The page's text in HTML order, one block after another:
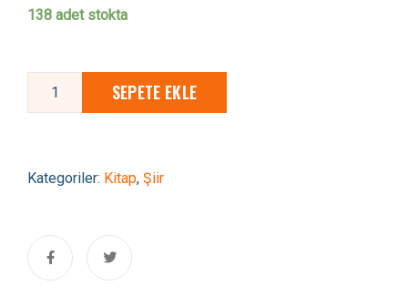
138 adet stokta
SEPETE EKLE
Kategoriler: Kitap, Şiir